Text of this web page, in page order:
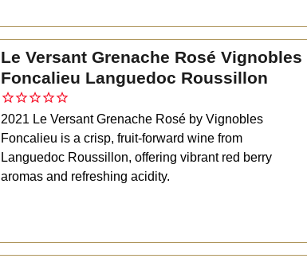
Le Versant Grenache Rosé Vignobles
Foncalieu Languedoc Roussillon
2021 Le Versant Grenache Rosé by Vignobles
Foncalieu is a crisp, fruit-forward wine from
Languedoc Roussillon, offering vibrant red berry
aromas and refreshing acidity.